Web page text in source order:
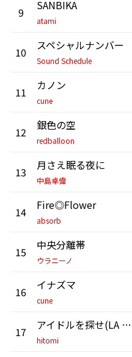
9 SANBIKA
atami
10 スペシャルナンバー
Sound Schedule
11 カノン
cune
12 銀色の空
redballoon
13 月さえ眠る夜に
中島卓偉
14 Fire◎Flower
absorb
15 中央分離帯
ウラニーノ
16 イナズマ
cune
17 アイドルを探せ(LA PLUS BELLE POUR ALLER DANSER)
hitomi